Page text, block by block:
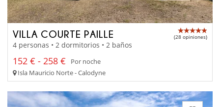
VILLA COURTE PAILLE (28 opiniones)
4 personas • 2 dormitorios • 2 baños
152 € - 258 €
Por noche
Isla Mauricio Norte - Calodyne